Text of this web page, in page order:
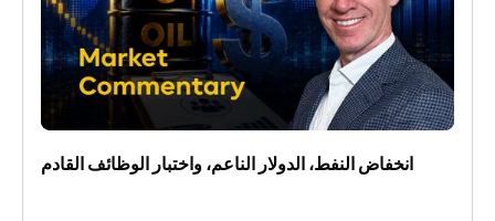
انخفاض النفط، الدولار الناعم، واختبار الوظائف القادم